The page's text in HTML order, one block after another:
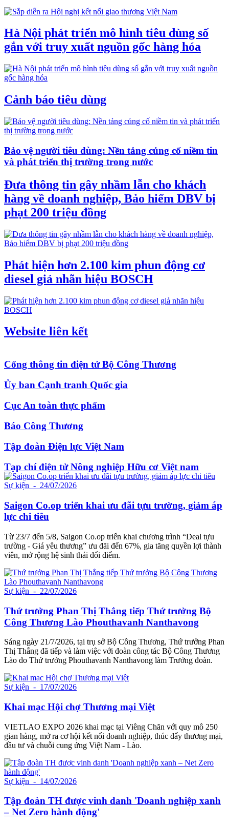
Hà Nội phát triển mô hình tiêu dùng số
gắn với truy xuất nguồn gốc hàng hóa
Cảnh báo tiêu dùng
Bảo vệ người tiêu dùng: Nền tảng củng cố niềm tin
và phát triển thị trường trong nước
Đưa thông tin gây nhầm lẫn cho khách
hàng về doanh nghiệp, Bảo hiểm DBV bị
phạt 200 triệu đồng
Phát hiện hơn 2.100 kim phun động cơ
diesel giả nhãn hiệu BOSCH
Website liên kết
Cổng thông tin điện tử Bộ Công Thương
Ủy ban Cạnh tranh Quốc gia
Cục An toàn thực phẩm
Báo Công Thương
Tập đoàn Điện lực Việt Nam
Tạp chí điện tử Nông nghiệp Hữu cơ Việt nam
Sự kiện - 24/07/2026
Saigon Co.op triển khai ưu đãi tựu trường, giảm áp
lực chi tiêu
Từ 23/7 đến 5/8, Saigon Co.op triển khai chương trình “Deal tựu
trường - Giá yêu thương” ưu đãi đến 67%, gia tăng quyền lợi thành
viên, mở rộng hệ sinh thái đổi điểm.
Sự kiện - 22/07/2026
Thứ trưởng Phan Thị Thắng tiếp Thứ trưởng Bộ
Công Thương Lào Phouthavanh Nanthavong
Sáng ngày 21/7/2026, tại trụ sở Bộ Công Thương, Thứ trưởng Phan
Thị Thắng đã tiếp và làm việc với đoàn công tác Bộ Công Thương
Lào do Thứ trưởng Phouthavanh Nanthavong làm Trưởng đoàn.
Sự kiện - 17/07/2026
Khai mạc Hội chợ Thương mại Việt
VIETLAO EXPO 2026 khai mạc tại Viêng Chăn với quy mô 250
gian hàng, mở ra cơ hội kết nối doanh nghiệp, thúc đẩy thương mại,
đầu tư và chuỗi cung ứng Việt Nam - Lào.
Sự kiện - 14/07/2026
Tập đoàn TH được vinh danh 'Doanh nghiệp xanh
– Net Zero hành động'